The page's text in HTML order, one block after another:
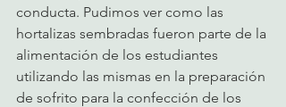
conducta. Pudimos ver como las
hortalizas sembradas fueron parte de la
alimentación de los estudiantes
utilizando las mismas en la preparación
de sofrito para la confección de los